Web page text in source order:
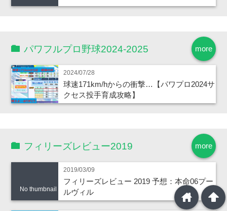
more
パワフルプロ野球2024-2025
2024/07/28
球速171km/hからの衝撃…【パワプロ2024サ
クセス投手育成攻略】
more
フィリーズレビュー2019
No thumbnail
2019/03/09
フィリーズレビュー 2019 予想：本命06プー
ルヴィル
arrowup
home